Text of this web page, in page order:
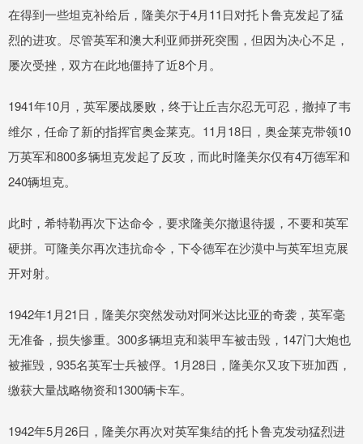
在得到一些坦克补给后，隆美尔于4月11日对托卜鲁克发起了猛
烈的进攻。尽管英军和澳大利亚师拼死突围，但因为决心不足，
屡次受挫，双方在此地僵持了近8个月。
1941年10月，英军屡战屡败，终于让丘吉尔忍无可忍，撤掉了韦
维尔，任命了新的指挥官奥金莱克。11月18日，奥金莱克带领10
万英军和800多辆坦克发起了反攻，而此时隆美尔仅有4万德军和
240辆坦克。
此时，希特勒再次下达命令，要求隆美尔撤退待援，不要和英军
硬拼。可隆美尔再次违抗命令，下令德军在沙漠中与英军坦克展
开对射。
1942年1月21日，隆美尔突然发动对阿米达比亚的奇袭，英军毫
无准备，损失惨重。300多辆坦克和装甲车被击毁，147门大炮也
被摧毁，935名英军士兵被俘。1月28日，隆美尔又攻下班加西，
缴获大量战略物资和1300辆卡车。
1942年5月26日，隆美尔再次对英军集结的托卜鲁克发动猛烈进